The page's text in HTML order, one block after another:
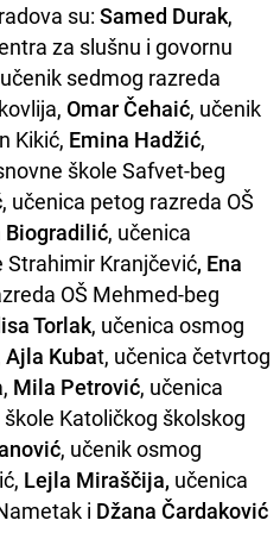
su: Samed Durak,
za slušnu i govornu
sedmog razreda
Omar Čehaić, učenik
Kikić, Emina Hadžić,
škole Safvet-beg
, učenica petog razreda OŠ
Biogradilić, učenica
Strahimir Kranjčević, Ena
OŠ Mehmed-beg
Torlak, učenica osmog
Ajla Kubat, učenica četvrtog
Mila Petrović, učenica
Katoličkog školskog
, učenik osmog
Lejla Miraščija, učenica
i Džana Čardaković